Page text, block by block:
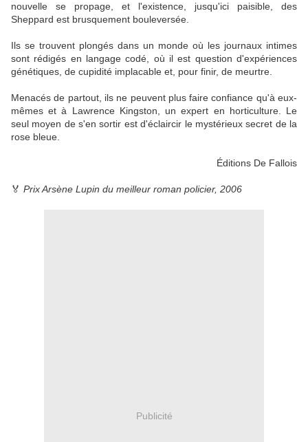
nouvelle se propage, et l'existence, jusqu'ici paisible, des
Sheppard est brusquement bouleversée.
Ils se trouvent plongés dans un monde où les journaux intimes
sont rédigés en langage codé, où il est question d'expériences
génétiques, de cupidité implacable et, pour finir, de meurtre.
Menacés de partout, ils ne peuvent plus faire confiance qu'à eux-
mêmes et à Lawrence Kingston, un expert en horticulture. Le
seul moyen de s'en sortir est d'éclaircir le mystérieux secret de la
rose bleue.
Éditions De Fallois
🏅 Prix Arsène Lupin du meilleur roman policier, 2006
Publicité